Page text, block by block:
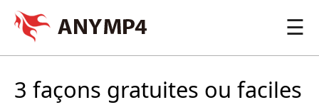
☰
3 façons gratuites ou faciles